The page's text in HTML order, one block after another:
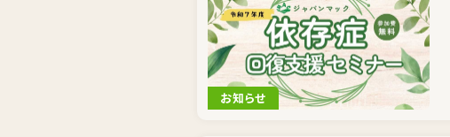
お知らせ